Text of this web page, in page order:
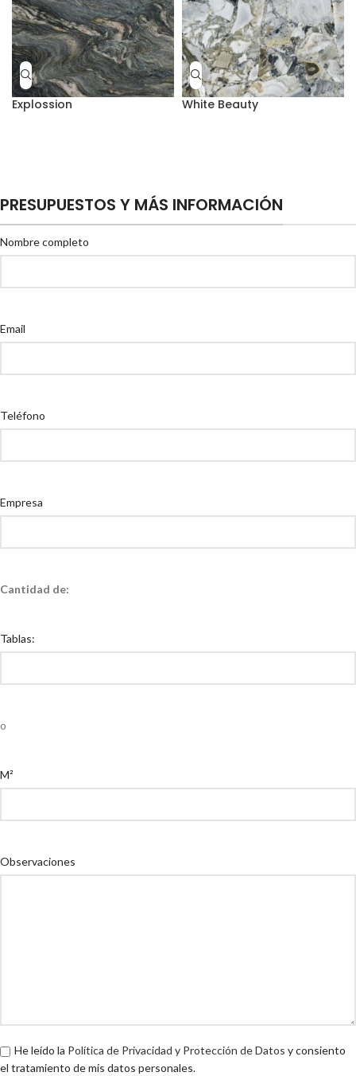
Explossion White Beauty
PRESUPUESTOS Y MÁS INFORMACIÓN
Nombre completo
Email
Teléfono
Empresa
Cantidad de:
Tablas:
o
M²
Observaciones
He leído la Política de Privacidad y Protección de Datos y consiento
el tratamiento de mis datos personales.